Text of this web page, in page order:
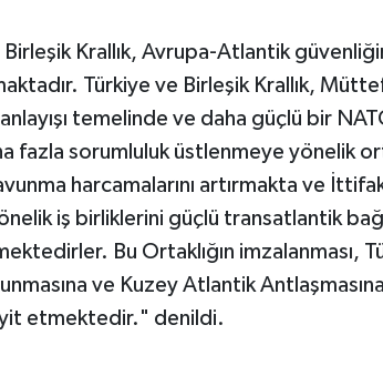
Krallık, Avrupa-Atlantik
Türkiye ve Birleşik Krallık,
temelinde ve daha güçlü bir
fazla sorumluluk üstlenmeye yönelik
harcamalarını artırmakta ve
iş birliklerini güçlü transatlantik
Bu Ortaklığın imzalanması,
ve Kuzey Atlantik
etmektedir." denildi.